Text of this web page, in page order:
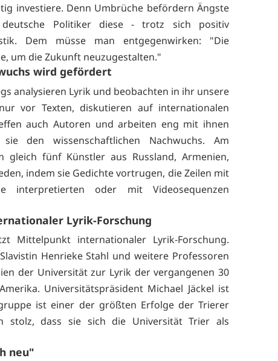
investiere. Denn Umbrüche befördern Ängste
Politiker diese - trotz sich positiv
Dem müsse man entgegenwirken: "Die
um die Zukunft neuzugestalten."
wird gefördert
analysieren Lyrik und beobachten in ihr unsere
vor Texten, diskutieren auf internationalen
auch Autoren und arbeiten eng mit ihnen
den wissenschaftlichen Nachwuchs. Am
gleich fünf Künstler aus Russland, Armenien,
indem sie Gedichte vortrugen, die Zeilen mit
interpretierten oder mit Videosequenzen
Lyrik-Forschung
Mittelpunkt internationaler Lyrik-Forschung.
Henrieke Stahl und weitere Professoren
der Universität zur Lyrik der vergangenen 30
Universitätspräsident Michael Jäckel ist
ist einer der größten Erfolge der Trierer
stolz, dass sie sich die Universität Trier als
neu"